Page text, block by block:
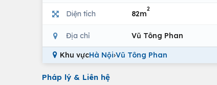
Diện tích 82m
2
Địa chỉ Vũ Tông Phan
Khu vựcHà Nội›Vũ Tông Phan
Pháp lý & Liên hệ